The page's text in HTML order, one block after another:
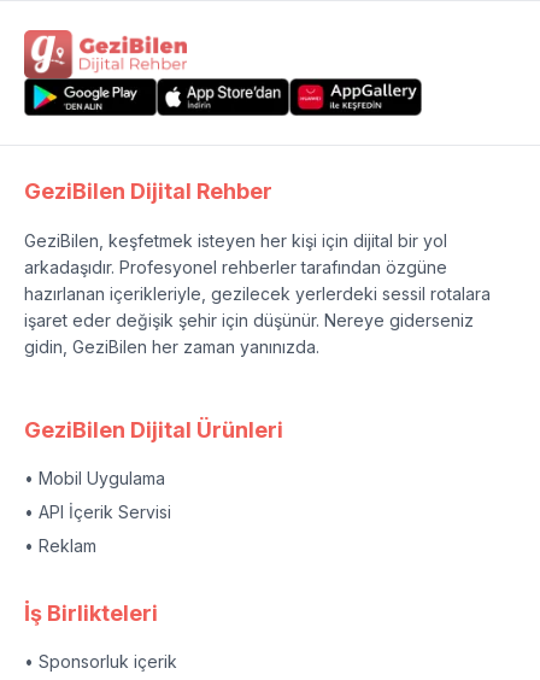
GeziBilen Dijital Rehber
GeziBilen, keşfetmek isteyen her kişi için dijital bir yol
arkadaşıdır. Profesyonel rehberler tarafından özgüne
hazırlanan içerikleriyle, gezilecek yerlerdeki sessil rotalara
işaret eder değişik şehir için düşünür. Nereye giderseniz
gidin, GeziBilen her zaman yanınızda.
GeziBilen Dijital Ürünleri
• Mobil Uygulama
• API İçerik Servisi
• Reklam
İş Birlikteleri
• Sponsorluk içerik